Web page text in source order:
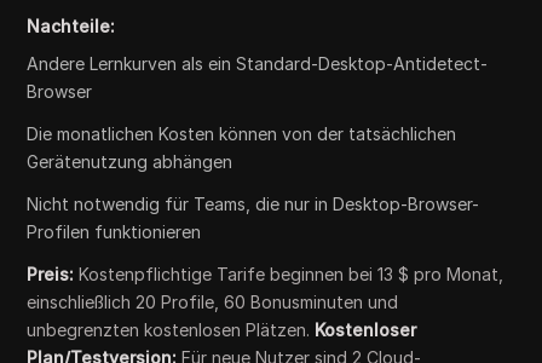
Nachteile:
Andere Lernkurven als ein Standard-Desktop-Antidetect-
Browser
Die monatlichen Kosten können von der tatsächlichen
Gerätenutzung abhängen
Nicht notwendig für Teams, die nur in Desktop-Browser-
Profilen funktionieren
Preis: Kostenpflichtige Tarife beginnen bei 13 $ pro Monat,
einschließlich 20 Profile, 60 Bonusminuten und
unbegrenzten kostenlosen Plätzen. Kostenloser
Plan/Testversion: Für neue Nutzer sind 2 Cloud-